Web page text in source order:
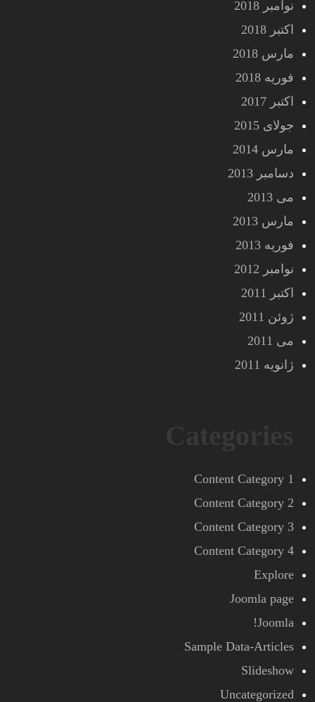
نوامبر 2018
اکتبر 2018
مارس 2018
فوریه 2018
اکتبر 2017
جولای 2015
مارس 2014
دسامبر 2013
می 2013
مارس 2013
فوریه 2013
نوامبر 2012
اکتبر 2011
ژوئن 2011
می 2011
ژانویه 2011
Content Category 1
Content Category 2
Content Category 3
Content Category 4
Explore
Joomla page
Joomla!
Sample Data-Articles
Slideshow
Uncategorized